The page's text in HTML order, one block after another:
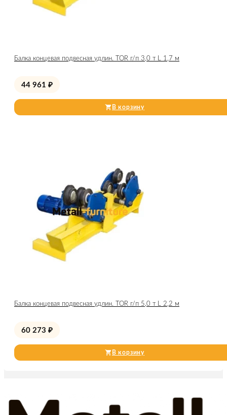
Балка концевая подвесная удлин. TOR г/п 3,0 т L 1,7 м
44 961 ₽
В корзину
Балка концевая подвесная удлин. TOR г/п 5,0 т L 2,2 м
60 273 ₽
В корзину